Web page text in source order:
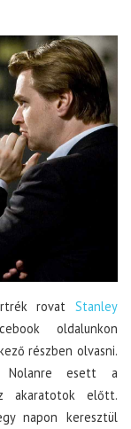
rovat Stanley
oldalunkon
részben olvasni.
Nolanre esett a
akaratotok előtt.
napon keresztül